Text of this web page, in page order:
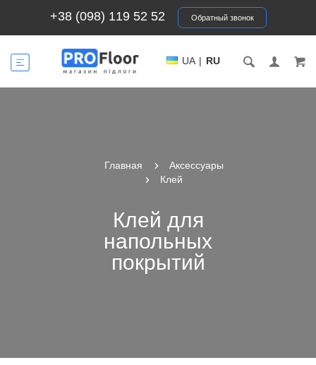
+38 (098) 119 52 52 Обратный звонок
UA | RU
Главная
Аксессуары
Клей
Клей для
напольных
покрытий